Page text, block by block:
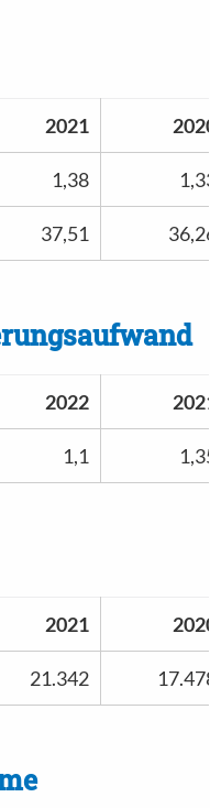
2021 2020
1,38 1,33
37,51 36,26
2022 2021
1,1 1,35
2021 2020
21.342 17.478